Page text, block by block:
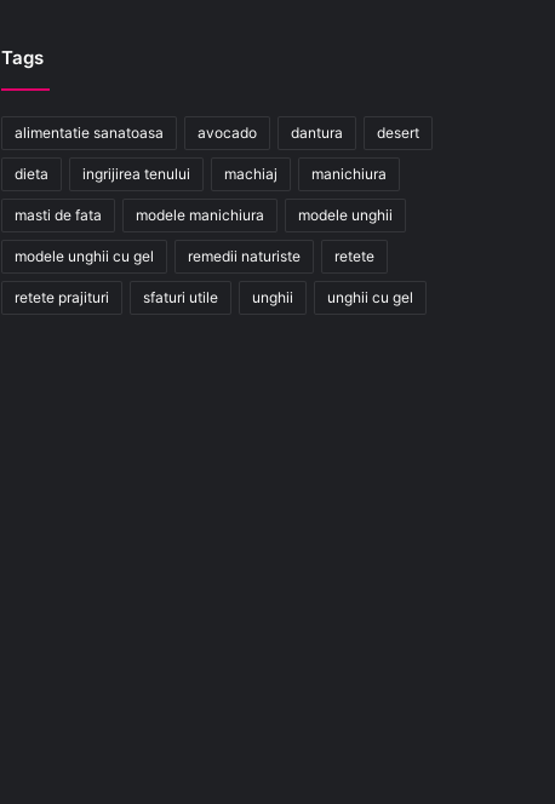
Tags
alimentatie sanatoasa avocado dantura desert
dieta ingrijirea tenului machiaj manichiura
masti de fata modele manichiura modele unghii
modele unghii cu gel remedii naturiste retete
retete prajituri sfaturi utile unghii unghii cu gel